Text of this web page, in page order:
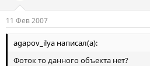
11 Фев 2007
agapov_ilya написал(а):
Фоток то данного объекта нет?